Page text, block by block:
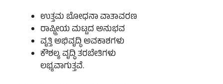
ಉತ್ತಮ ಬೋಧನಾ ವಾತಾವರಣ
ರಾಷ್ಟ್ರೀಯ ಮಟ್ಟದ ಅನುಭವ
ವೃತ್ತಿ ಅಭಿವೃದ್ಧಿ ಅವಕಾಶಗಳು
ಕೌಶಲ್ಯ ವೃದ್ಧಿ ತರಬೇತಿಗಳು
ಲಭ್ಯವಾಗುತ್ತವೆ.